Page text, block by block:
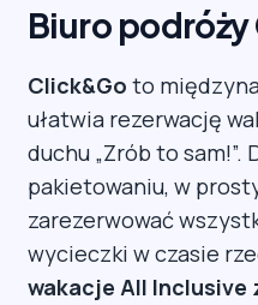
Biuro
Click&Go to
ułatwia rezerwację
duchu „Zrób to
pakietowaniu, w
zarezerwować
wycieczki w czasie
wakacje All Inclusive